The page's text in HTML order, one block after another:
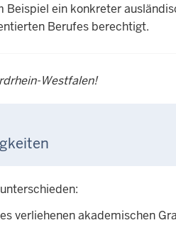
ein konkreter
Berufes berechtigt.
Westfalen!
verliehenen akademischen